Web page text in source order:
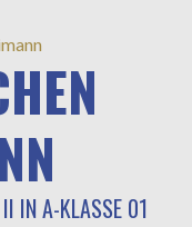
IN A-KLASSE 01